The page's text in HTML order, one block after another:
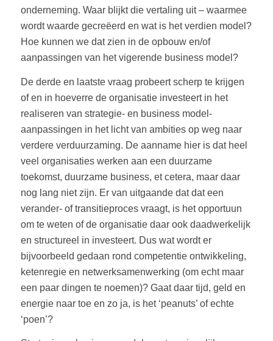
onderneming. Waar blijkt die vertaling uit – waarmee
wordt waarde gecreëerd en wat is het verdien model?
Hoe kunnen we dat zien in de opbouw en/of
aanpassingen van het vigerende business model?
De derde en laatste vraag probeert scherp te krijgen
of en in hoeverre de organisatie investeert in het
realiseren van strategie- en business model-
aanpassingen in het licht van ambities op weg naar
verdere verduurzaming. De aanname hier is dat heel
veel organisaties werken aan een duurzame
toekomst, duurzame business, et cetera, maar daar
nog lang niet zijn. Er van uitgaande dat dat een
verander- of transitieproces vraagt, is het opportuun
om te weten of de organisatie daar ook daadwerkelijk
en structureel in investeert. Dus wat wordt er
bijvoorbeeld gedaan rond competentie ontwikkeling,
ketenregie en netwerksamenwerking (om echt maar
een paar dingen te noemen)? Gaat daar tijd, geld en
energie naar toe en zo ja, is het ‘peanuts’ of echte
‘poen’?